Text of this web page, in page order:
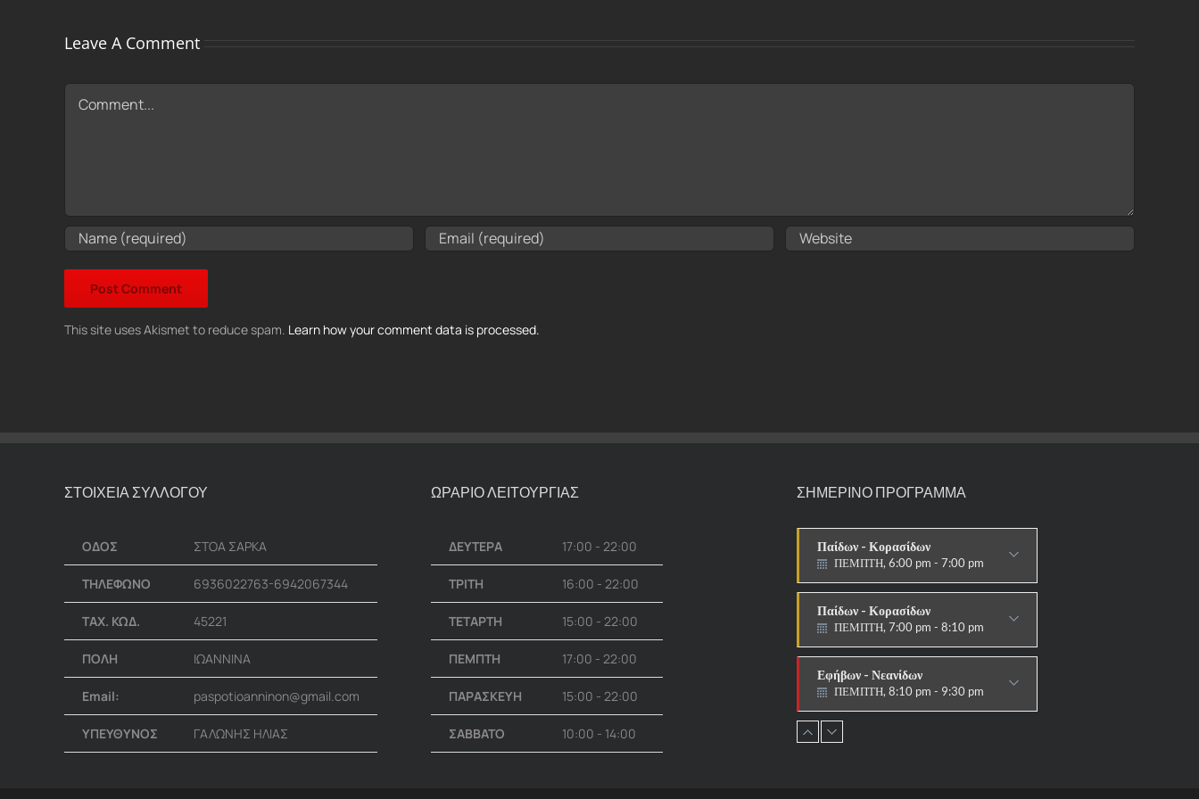
Leave A Comment
Comment
This site uses Akismet to reduce spam. Learn how your comment data is processed.
ΣΤΟΙΧΕΙΑ ΣΥΛΛΟΓΟΥ
ΟΔΟΣ ΣΤΟΑ ΣΑΡΚΑ
ΤΗΛΕΦΩΝΟ 6936022763-6942067344
ΤΑΧ. ΚΩΔ. 45221
ΠΟΛΗ ΙΩΑΝΝΙΝΑ
Email: paspotioanninon@gmail.com
ΥΠΕΥΘΥΝΟΣ ΓΑΛΩΝΗΣ ΗΛΙΑΣ
ΩΡΑΡΙΟ ΛΕΙΤΟΥΡΓΙΑΣ
ΔΕΥΤΕΡΑ 17:00 - 22:00
ΤΡΙΤΗ 16:00 - 22:00
ΤΕΤΑΡΤΗ 15:00 - 22:00
ΠΕΜΠΤΗ 17:00 - 22:00
ΠΑΡΑΣΚΕΥΗ 15:00 - 22:00
ΣΑΒΒΑΤΟ 10:00 - 14:00
ΣΗΜΕΡΙΝΟ ΠΡΟΓΡΑΜΜΑ
ΠΕΜΠΤΗ, 6:00 pm - 7:00 pm
ΠΕΜΠΤΗ, 7:00 pm - 8:10 pm
ΠΕΜΠΤΗ, 8:10 pm - 9:30 pm
ΑΥΤΟΑΜΥΝΑ
Ανδρών - Γυναικών
ΠΕΜΠΤΗ, 8:15 pm - 9:30 pm